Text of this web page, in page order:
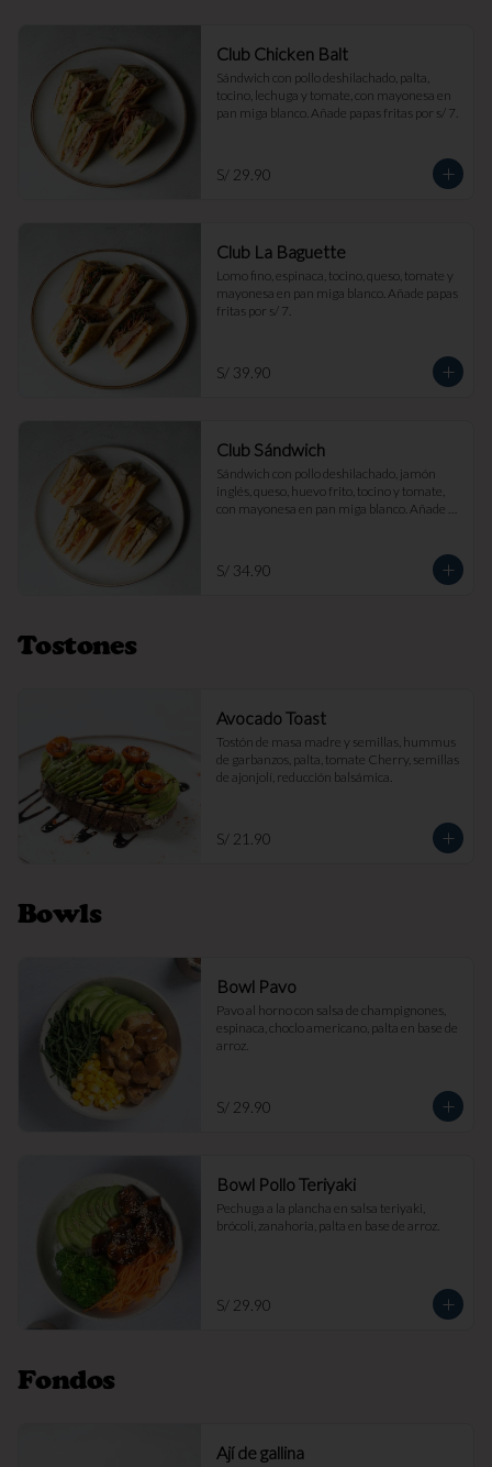
Club Chicken Balt
Sándwich con pollo deshilachado, palta,
tocino, lechuga y tomate, con mayonesa en
pan miga blanco. Añade papas fritas por s/ 7.
S/ 29.90
Club La Baguette
Lomo fino, espinaca, tocino, queso, tomate y
mayonesa en pan miga blanco. Añade papas
fritas por s/ 7.
S/ 39.90
Club Sándwich
Sándwich con pollo deshilachado, jamón
inglés, queso, huevo frito, tocino y tomate,
con mayonesa en pan miga blanco. Añade
S/ 34.90
Tostones
Avocado Toast
Tostón de masa madre y semillas, hummus
de garbanzos, palta, tomate Cherry, semillas
de ajonjolí, reducción balsámica.
S/ 21.90
Bowls
Bowl Pavo
Pavo al horno con salsa de champignones,
espinaca, choclo americano, palta en base de
arroz.
S/ 29.90
Bowl Pollo Teriyaki
Pechuga a la plancha en salsa teriyaki,
brócoli, zanahoria, palta en base de arroz.
S/ 29.90
Fondos
Ají de gallina